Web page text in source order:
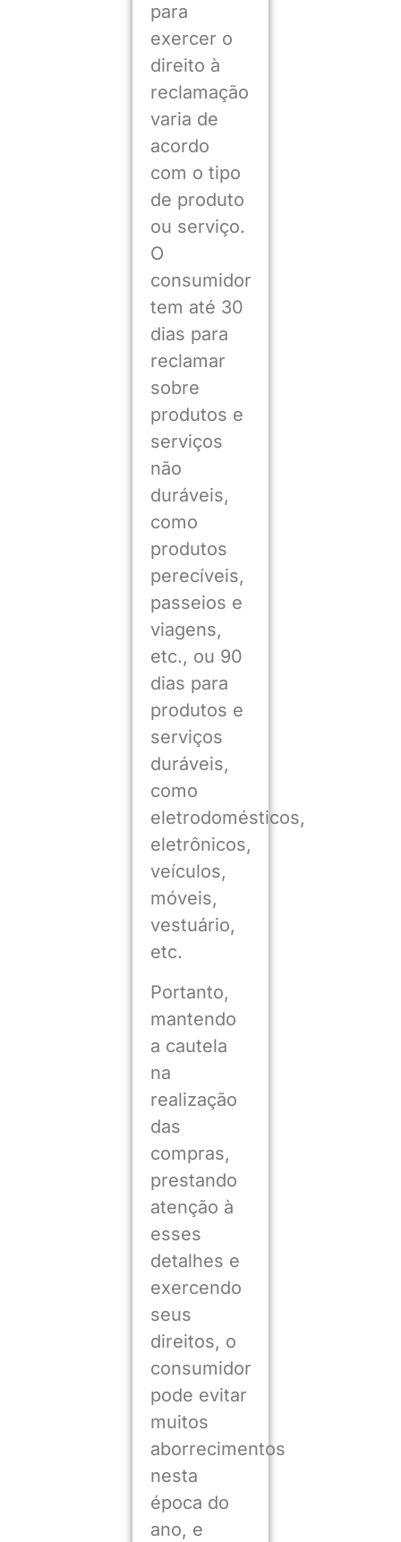
para
exercer o
direito à
reclamação
varia de
acordo
com o tipo
de produto
ou serviço.
O
consumidor
tem até 30
dias para
reclamar
sobre
produtos e
serviços
não
duráveis,
como
produtos
perecíveis,
passeios e
viagens,
etc., ou 90
dias para
produtos e
serviços
duráveis,
como
eletrodomésticos,
eletrônicos,
veículos,
móveis,
vestuário,
etc.
Portanto,
mantendo
a cautela
na
realização
das
compras,
prestando
atenção à
esses
detalhes e
exercendo
seus
direitos, o
consumidor
pode evitar
muitos
aborrecimentos
nesta
época do
ano, e